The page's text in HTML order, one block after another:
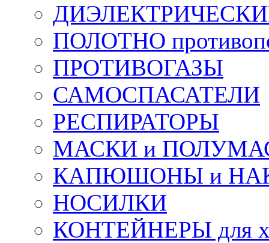
ДИЭЛЕКТРИЧЕСКИЕ
ПОЛОТНО
ПРОТИВОГАЗЫ
САМОСПАСАТЕЛИ
РЕСПИРАТОРЫ
МАСКИ и
КАПЮШОНЫ и
НОСИЛКИ
КОНТЕЙНЕРЫ для